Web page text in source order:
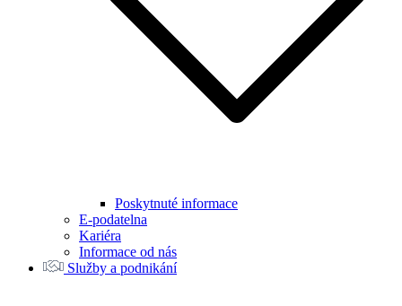
Poskytnuté informace
E-podatelna
Kariéra
Informace od nás
Služby a podnikání